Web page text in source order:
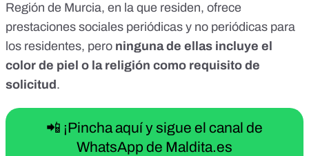
Región de Murcia, en la que residen, ofrece
prestaciones sociales periódicas y no periódicas para
los residentes, pero ninguna de ellas incluye el
color de piel o la religión como requisito de
solicitud .
📲 ¡Pincha aquí y sigue el canal de
WhatsApp de Maldita.es